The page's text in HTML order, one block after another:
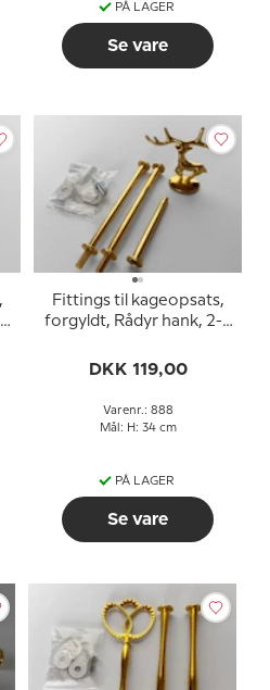
PÅ LAGER
Se vare
Fittings til kageopsats,
forgyldt, Rådyr hank, 2-3
DKK 119,00
Varenr.: 888
Mål: H: 34 cm
PÅ LAGER
Se vare